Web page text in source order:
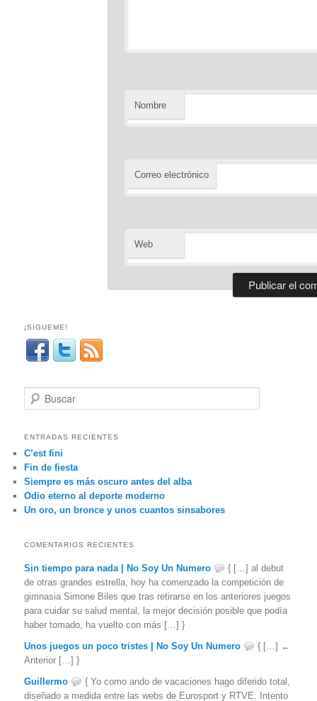
Nombre
Correo electrónico
Web
¡SIGUEME!
u
c
a
r
ENTRADAS RECIENTES
C’est fini
Fin de fiesta
Siempre es más oscuro antes del alba
Odio eterno al deporte moderno
Un oro, un bronce y unos cuantos sinsabores
COMENTARIOS RECIENTES
Sin tiempo para nada | No Soy Un Numero
{ […] al debut
de otras grandes estrella, hoy ha comenzado la competición de
gimnasia Simone Biles que tras retirarse en los anteriores juegos
para cuidar su salud mental, la mejor decisión posible que podía
haber tomado, ha vuelto con más […] }
Unos juegos un poco tristes | No Soy Un Numero
{ […] ←
Anterior […] }
Guillermo
{ Yo como ando de vacaciones hago diferido total,
diseñado a medida entre las webs de Eurosport y RTVE. Intento